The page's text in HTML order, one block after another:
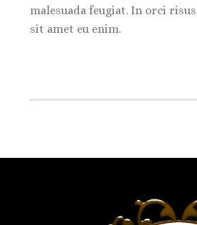
malesuada feugiat. In orci
sit amet eu enim.